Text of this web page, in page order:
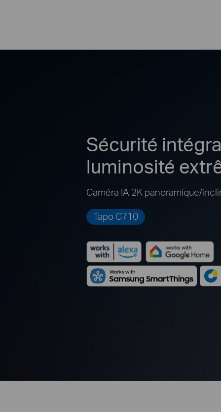
Sécurité
luminosité
Caméra IA 2K panoramique/
Tapo C710